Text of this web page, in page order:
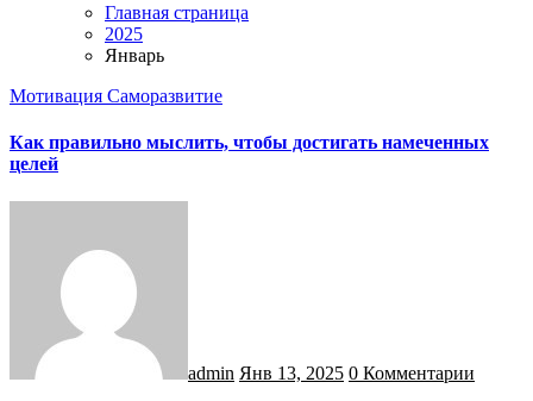
Главная страница
2025
Январь
Мотивация Саморазвитие
Как правильно мыслить, чтобы достигать намеченных
целей
admin Янв 13, 2025 0 Комментарии